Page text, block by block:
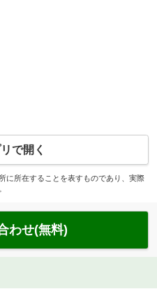
で開く
に所在することを表すものであり、実際
わせ(無料)